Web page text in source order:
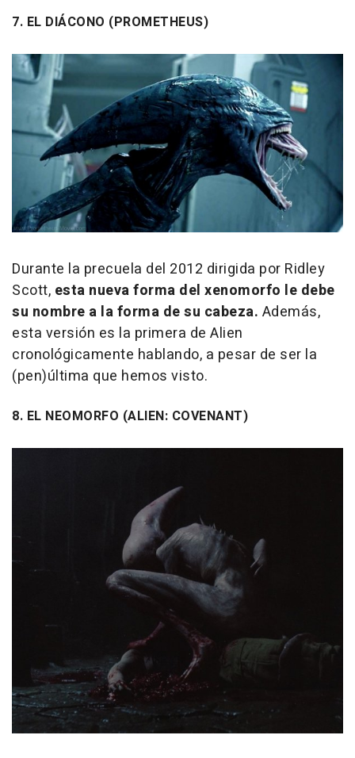
7. EL DIÁCONO (PROMETHEUS)
Durante la precuela del 2012 dirigida por Ridley
Scott, esta nueva forma del xenomorfo le debe
su nombre a la forma de su cabeza. Además,
esta versión es la primera de Alien
cronológicamente hablando, a pesar de ser la
(pen)última que hemos visto.
8. EL NEOMORFO (ALIEN: COVENANT)